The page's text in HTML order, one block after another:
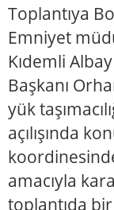
Toplantıya
Emniyet
Kıdemli
Başkanı
yük
açılışında
amacıyla
toplantıda